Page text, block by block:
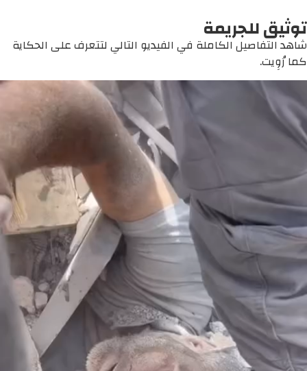
توثيق للجريمة
شاهد التفاصيل الكاملة في الفيديو التالي لتتعرف على الحكاية
كما رُوِيت.